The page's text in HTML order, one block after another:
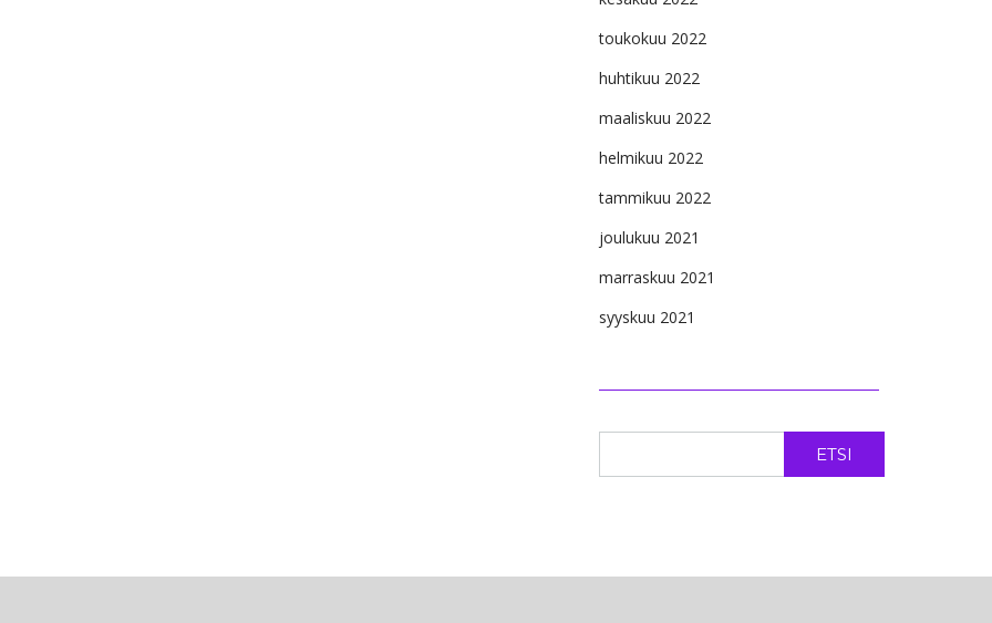
toukokuu 2022
huhtikuu 2022
maaliskuu 2022
helmikuu 2022
tammikuu 2022
joulukuu 2021
marraskuu 2021
syyskuu 2021
ETSI